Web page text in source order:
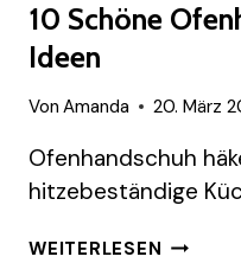
10 Schöne
Ideen
Von Amanda 20. März
Ofenhandschuh
hitzebeständige
WEITERLESEN 10